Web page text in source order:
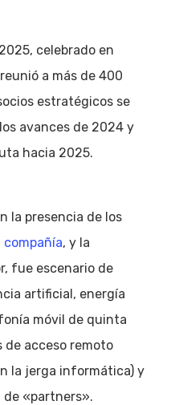
celebrado en
a más de 400
estratégicos se
avances de 2024 y
hacia 2025.
la presencia de los
compañía, y la
fue escenario de
artificial, energía
móvil de quinta
de acceso remoto
la jerga informática) y
«partners».